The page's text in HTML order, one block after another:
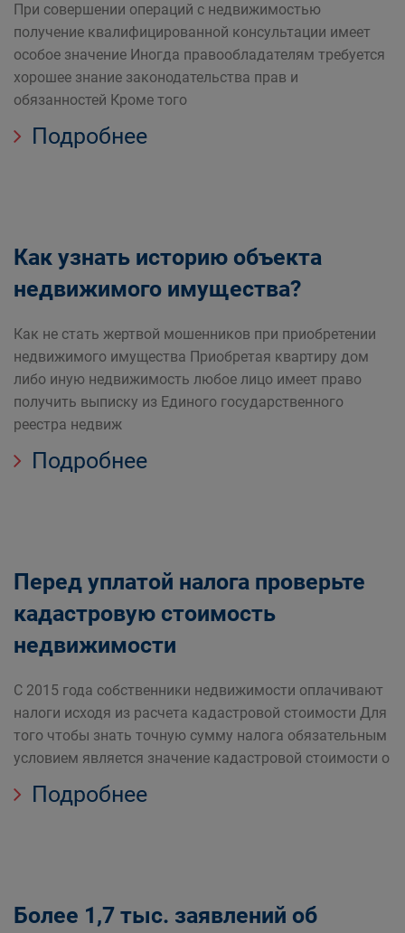
При совершении операций с недвижимостью
получение квалифицированной консультации имеет
особое значение Иногда правообладателям требуется
хорошее знание законодательства прав и
обязанностей Кроме того
Подробнее
Как узнать историю объекта
недвижимого имущества?
Как не стать жертвой мошенников при приобретении
недвижимого имущества Приобретая квартиру дом
либо иную недвижимость любое лицо имеет право
получить выписку из Единого государственного
реестра недвиж
Подробнее
Перед уплатой налога проверьте
кадастровую стоимость
недвижимости
С 2015 года собственники недвижимости оплачивают
налоги исходя из расчета кадастровой стоимости Для
того чтобы знать точную сумму налога обязательным
условием является значение кадастровой стоимости о
Подробнее
Более 1,7 тыс. заявлений об